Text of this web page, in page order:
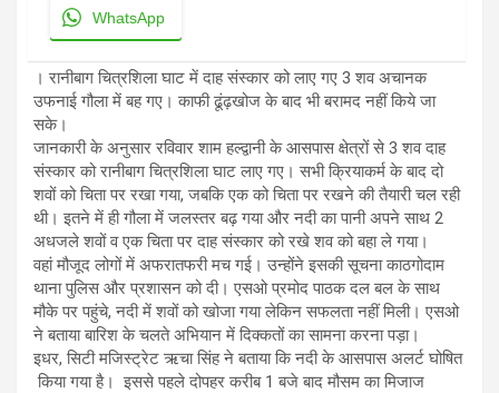
WhatsApp
। रानीबाग चित्रशिला घाट में दाह संस्कार को लाए गए 3 शव अचानक
उफनाई गौला में बह गए। काफी ढूंढ़खोज के बाद भी बरामद नहीं किये जा
सके।
जानकारी के अनुसार रविवार शाम हल्द्वानी के आसपास क्षेत्रों से 3 शव दाह
संस्कार को रानीबाग चित्रशिला घाट लाए गए। सभी क्रियाकर्म के बाद दो
शवों को चिता पर रखा गया, जबकि एक को चिता पर रखने की तैयारी चल रही
थी। इतने में ही गौला में जलस्तर बढ़ गया और नदी का पानी अपने साथ 2
अधजले शवों व एक चिता पर दाह संस्कार को रखे शव को बहा ले गया।
वहां मौजूद लोगों में अफरातफरी मच गई। उन्होंने इसकी सूचना काठगोदाम
थाना पुलिस और प्रशासन को दी। एसओ प्रमोद पाठक दल बल के साथ
मौके पर पहुंचे, नदी में शवों को खोजा गया लेकिन सफलता नहीं मिली। एसओ
ने बताया बारिश के चलते अभियान में दिक्कतों का सामना करना पड़ा।
इधर, सिटी मजिस्ट्रेट ऋचा सिंह ने बताया कि नदी के आसपास अलर्ट घोषित
किया गया है। इससे पहले दोपहर करीब 1 बजे बाद मौसम का मिजाज